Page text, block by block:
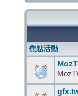
焦點活動